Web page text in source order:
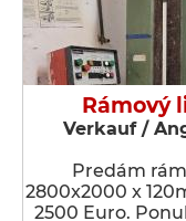
Rámový
Verkauf /
Predám
2800x2000 x
2500 Euro.